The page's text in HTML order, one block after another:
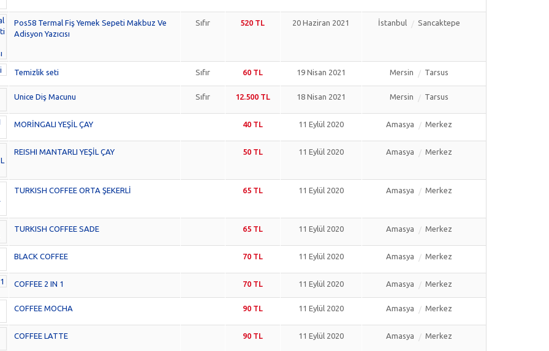
Pos58 Termal Fiş Yemek Sepeti Makbuz Ve
Adisyon Yazıcısı
Sıfır 520 TL 20 Haziran 2021 İstanbul Sancaktepe
Temizlik seti Sıfır 60 TL 19 Nisan 2021 Mersin Tarsus
Unice Diş Macunu Sıfır 12.500 TL 18 Nisan 2021 Mersin Tarsus
MORİNGALI YEŞİL ÇAY 40 TL 11 Eylül 2020 Amasya Merkez
REISHI MANTARLI YEŞİL ÇAY 50 TL 11 Eylül 2020 Amasya Merkez
TURKISH COFFEE ORTA ŞEKERLİ 65 TL 11 Eylül 2020 Amasya Merkez
TURKISH COFFEE SADE 65 TL 11 Eylül 2020 Amasya Merkez
BLACK COFFEE 70 TL 11 Eylül 2020 Amasya Merkez
COFFEE 2 IN 1 70 TL 11 Eylül 2020 Amasya Merkez
COFFEE MOCHA 90 TL 11 Eylül 2020 Amasya Merkez
COFFEE LATTE 90 TL 11 Eylül 2020 Amasya Merkez